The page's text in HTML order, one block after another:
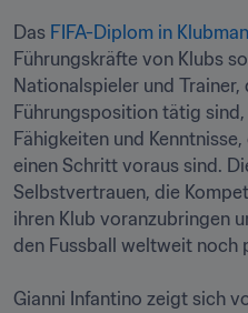
Das FIFA-Diplom in
Führungskräfte von Klubs
Nationalspieler und
Führungsposition tätig
Fähigkeiten und
einen Schritt voraus sind.
Selbstvertrauen, die
ihren Klub voranzubringen
den Fussball weltweit noch
Gianni Infantino zeigt sich